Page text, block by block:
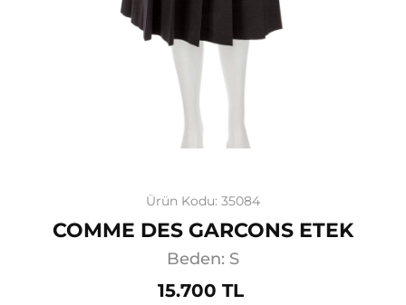
Ürün Kodu: 35084
COMME DES GARCONS ETEK
Beden: S
15.700 TL